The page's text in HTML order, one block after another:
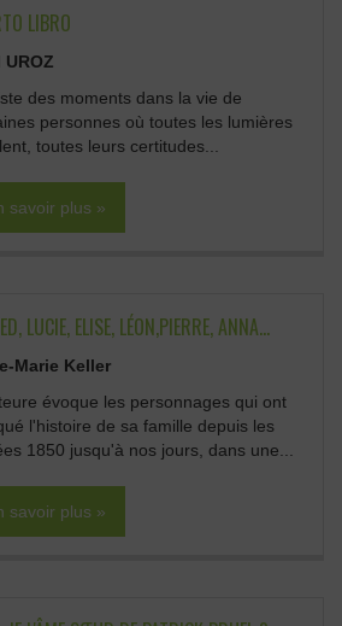
LIBRO
UROZ
des moments dans la vie de
personnes où toutes les lumières
toutes leurs certitudes...
savoir plus »
LUCIE, ELISE, LÉON,PIERRE, ANNA...
Marie Keller
évoque les personnages qui ont
l'histoire de sa famille depuis les
1850 jusqu'à nos jours, dans une...
savoir plus »